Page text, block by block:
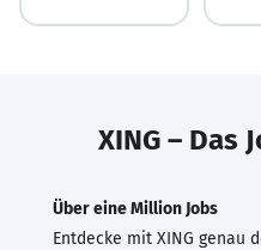
XING – Das
Über eine Million Jobs
Entdecke mit XING genau